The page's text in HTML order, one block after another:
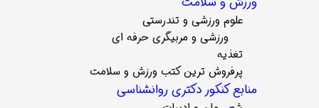
علوم ورزشی و تندرستی
ورزشی و مربیگری حرفه ای
تغذیه
پرفروش ترین کتب ورزش و سلامت
منابع کنکور دکتری روانشناسی